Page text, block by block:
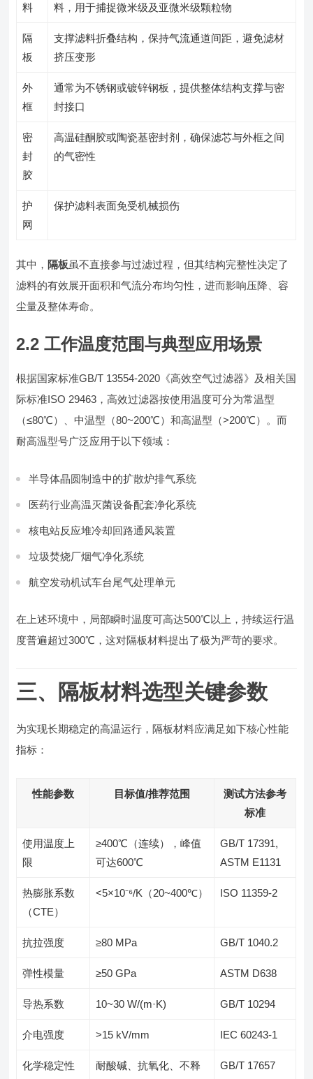
料
料，用于捕捉微米级及亚微米级颗粒物
隔
板
支撑滤料折叠结构，保持气流通道间距，避免滤材
挤压变形
外
框
通常为不锈钢或镀锌钢板，提供整体结构支撑与密
封接口
密
封
胶
高温硅酮胶或陶瓷基密封剂，确保滤芯与外框之间
的气密性
护
网
保护滤料表面免受机械损伤
其中， 隔板虽不直接参与过滤过程，但其结构完整性决定了
滤料的有效展开面积和气流分布均匀性，进而影响压降、容
尘量及整体寿命。
2.2 工作温度范围与典型应用场景
根据国家标准GB/T 13554-2020《高效空气过滤器》及相关国
际标准ISO 29463，高效过滤器按使用温度可分为常温型
（≤80℃）、中温型（80~200℃）和高温型（>200℃）。而
耐高温型号广泛应用于以下领域：
半导体晶圆制造中的扩散炉排气系统
医药行业高温灭菌设备配套净化系统
核电站反应堆冷却回路通风装置
垃圾焚烧厂烟气净化系统
航空发动机试车台尾气处理单元
在上述环境中，局部瞬时温度可高达500℃以上，持续运行温
度普遍超过300℃，这对隔板材料提出了极为严苛的要求。
三、隔板材料选型关键参数
为实现长期稳定的高温运行，隔板材料应满足如下核心性能
指标：
性能参数 目标值/推荐范围
测试方法参考
标准
使用温度上
限
≥400℃（连续），峰值
可达600℃
GB/T 17391,
ASTM E1131
热膨胀系数
（CTE）
<5×10⁻⁶/K（20~400℃） ISO 11359-2
抗拉强度 ≥80 MPa GB/T 1040.2
弹性模量 ≥50 GPa ASTM D638
导热系数 10~30 W/(m·K) GB/T 10294
介电强度 >15 kV/mm IEC 60243-1
化学稳定性
耐酸碱、抗氧化、不释
GB/T 17657